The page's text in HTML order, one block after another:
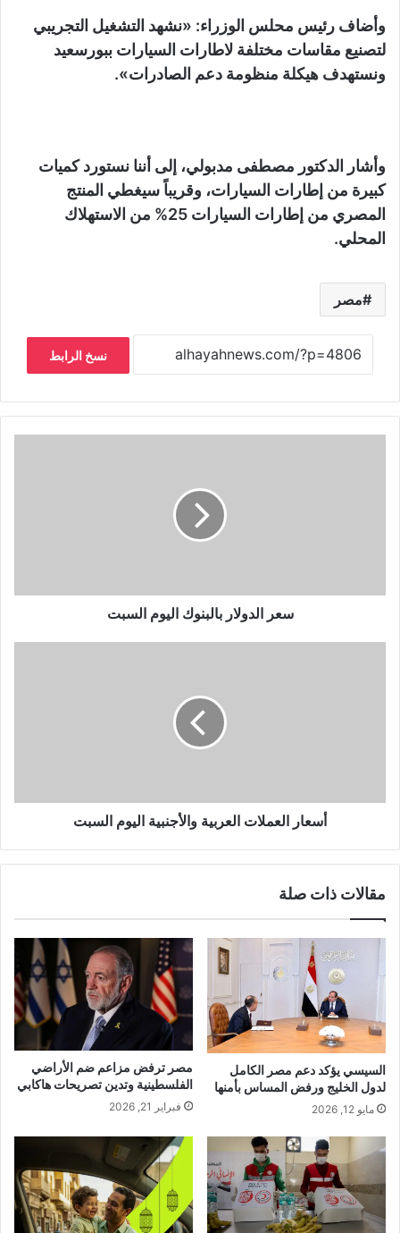
وأضاف رئيس محلس الوزراء: «نشهد التشغيل التجريبي
لتصنيع مقاسات مختلفة لاطارات السيارات ببورسعيد
ونستهدف هيكلة منظومة دعم الصادرات».
وأشار الدكتور مصطفى مدبولي، إلى أننا نستورد كميات
كبيرة من إطارات السيارات، وقريباً سيغطي المنتج
المصري من إطارات السيارات 25% من الاستهلاك
المحلي.
مصر
نسخ الرابط
سعر الدولار بالبنوك اليوم السبت
أسعار العملات العربية والأجنبية اليوم السبت
مقالات ذات صلة
السيسي يؤكد دعم مصر الكامل
لدول الخليج ورفض المساس بأمنها
مايو 12, 2026
مصر ترفض مزاعم ضم الأراضي
الفلسطينية وتدين تصريحات هاكابي
فبراير 21, 2026